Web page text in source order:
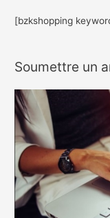
[bzkshopping
Soumettre un